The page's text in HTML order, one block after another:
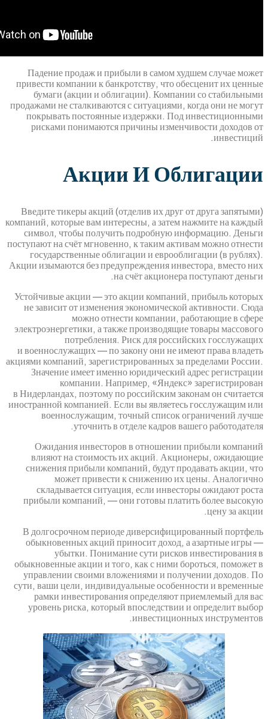
Падение продаж и прибыли в самом
привести компании к банкротству, что
бумаги (акции и облигации).
продажами не сталкиваются с ситуациями,
покрывать постоянные издержки. Под
рисками понимаются причины
Акции И
Введите тикеры акций (отделив их друг
компаний, которые вам интересны, а затем
символ, чтобы получить подробную
поступают на счёт мгновенно, к таким
государственные облигации и
Акции изымаются без предупреждения
на счёт акционера
Устойчивые акции — это акции компаний,
не зависит от изменения экономической
можно отнести компании,
электроэнергетики, а также производящие
потребления. Риск для
и военнослужащих — по закону они не
акциями компаний, зарегистрированных за
Значение имеет именно юридический
компании. Например, «Яндекс»
в Нидерландах, поэтому по российским
иностранной компанией. Если вы являетесь
военнослужащим, точный список
уточнить в отделе кадров
Ожидания инвесторов в отношении
влияют на стоимость их акций.
снижения прибыли компаний, будут
может привести к снижению их
складывается ситуация, если
прибыли компаний, — они готовы
В долгосрочном периоде
обыкновенных акций приносит доход, а
убытки. Понимание сути рисков
обыкновенные акции и того, как с ними
управлении своими вложениями и
сути, ваши цели, индивидуальные
рамки инвестирования определяют
уровень риска, который впоследствии и